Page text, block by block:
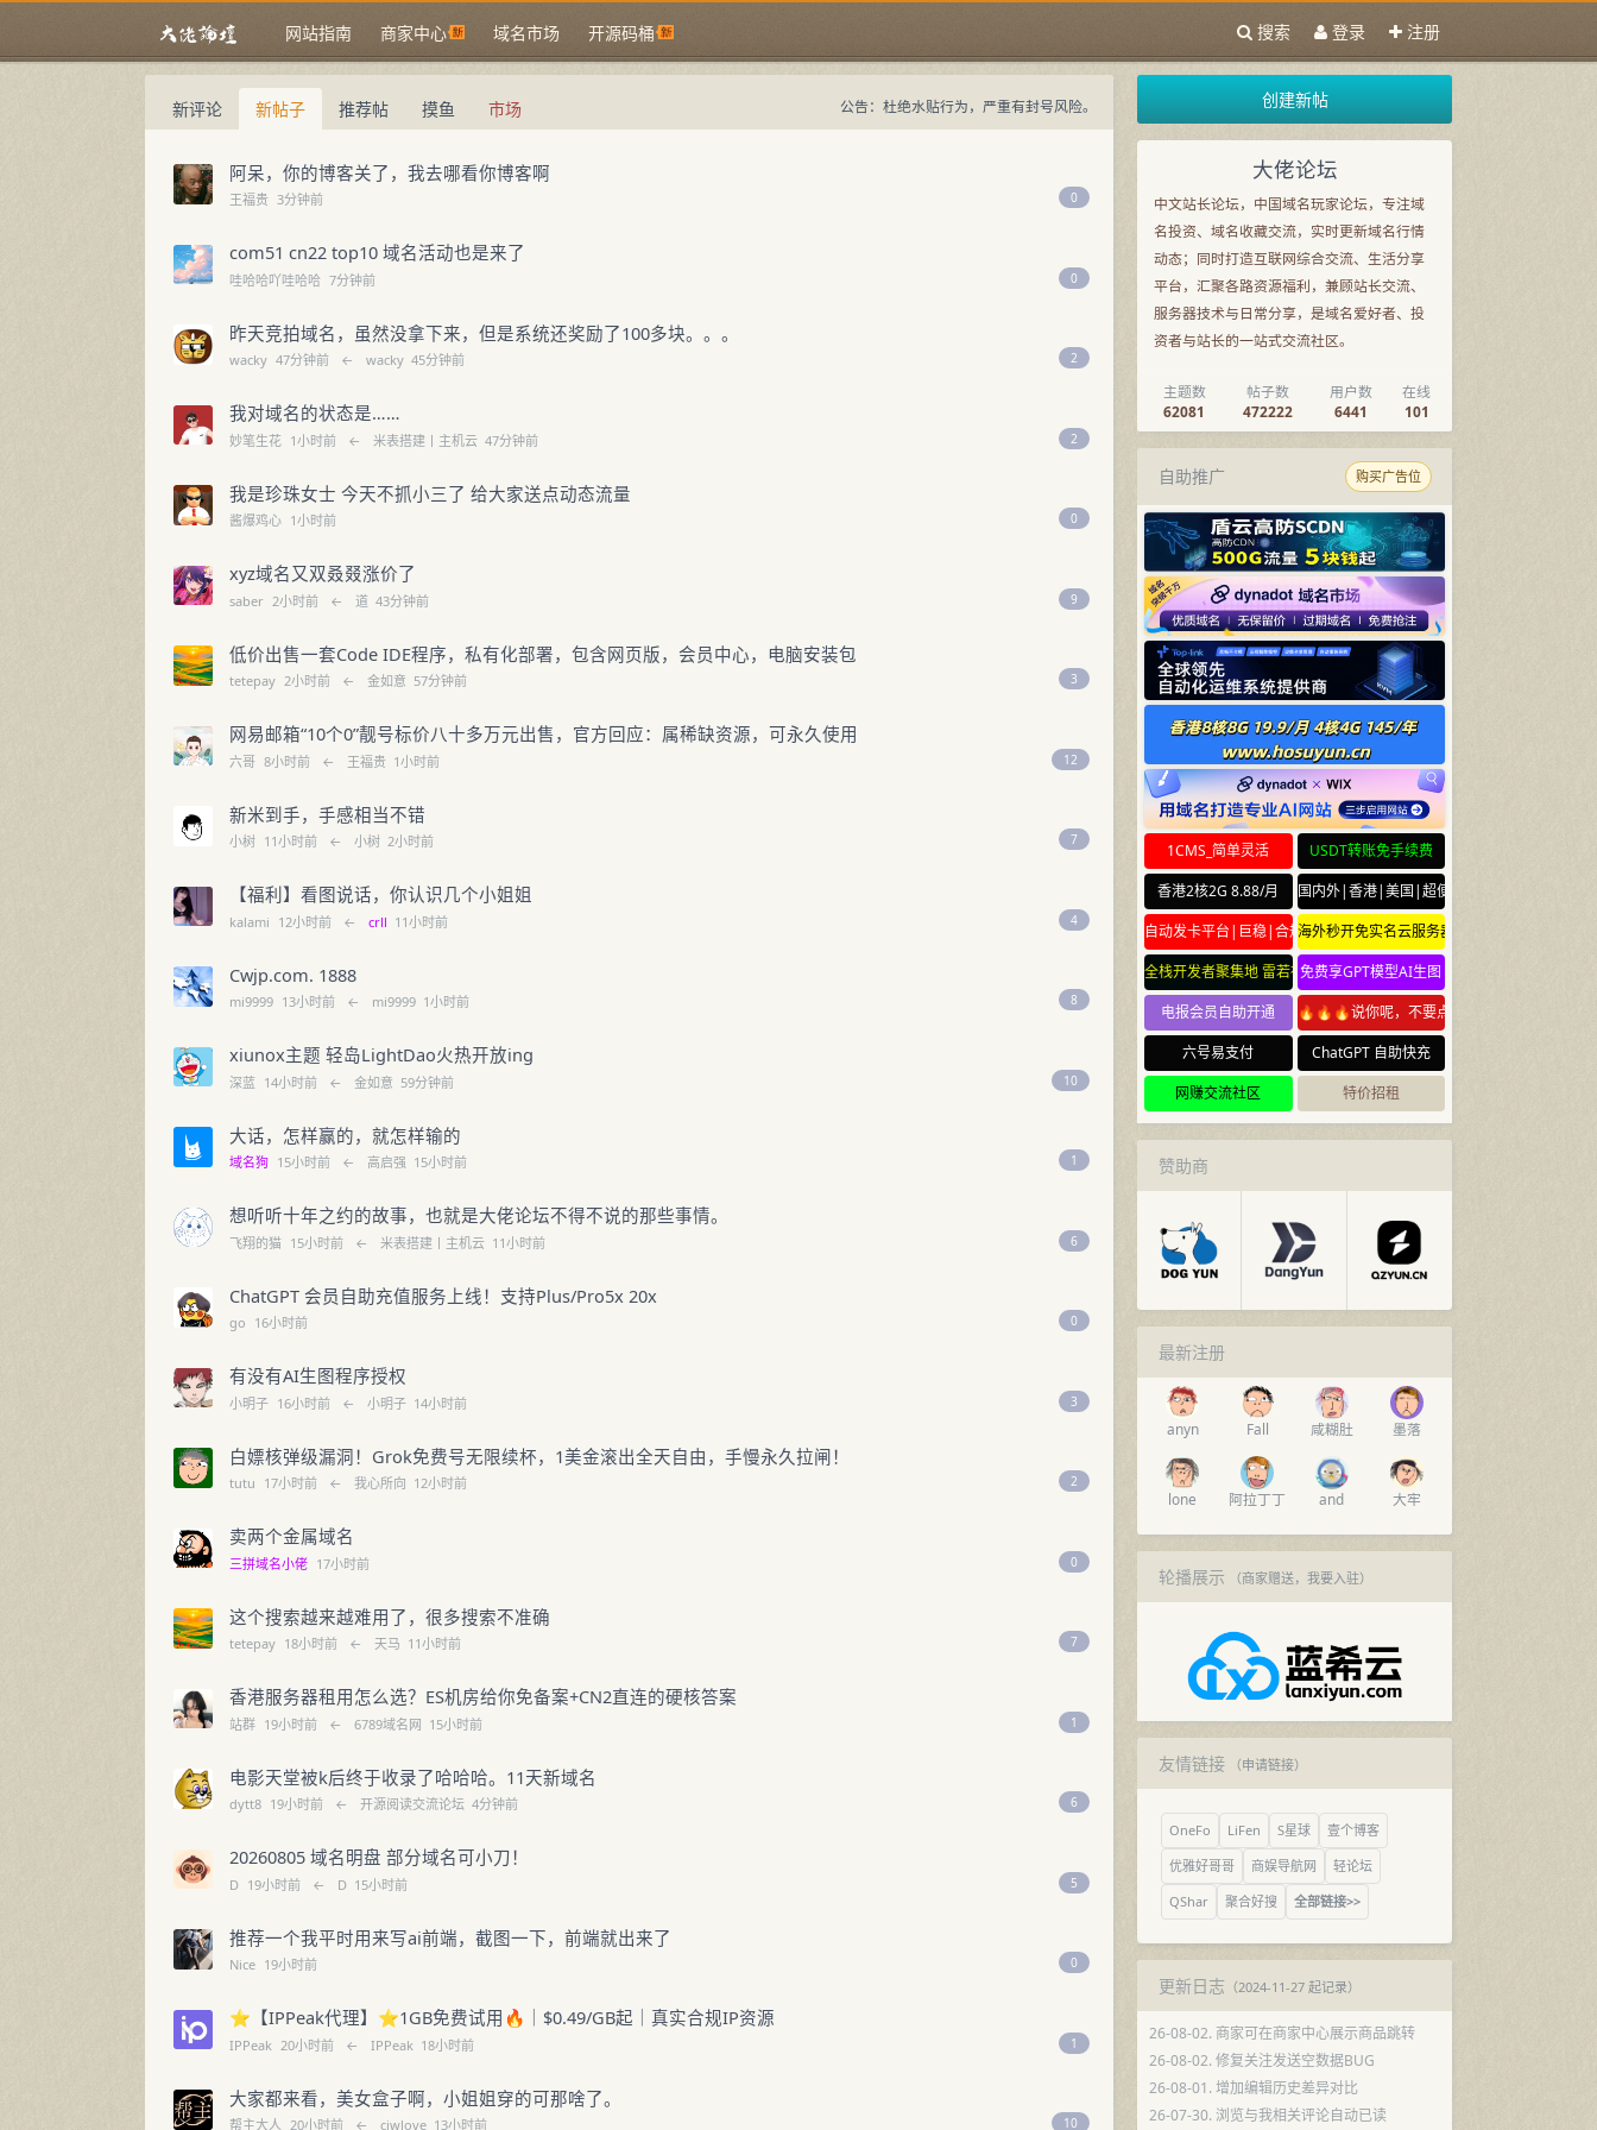
网站指南 商家中心 域名市场 开源码桶 搜索 登录 注册
新评论 新帖子 推荐帖 摸鱼 市场 公告：杜绝水贴行为，严重有封号风险。
大佬论坛
阿呆，你的博客关了，我去哪看你博客啊
王福贵 3分钟前 0
com51 cn22 top10 域名活动也是来了
哇哈哈吖哇哈哈 7分钟前 0
昨天竞拍域名，虽然没拿下来，但是系统还奖励了100多块。。。
wacky 47分钟前 ← wacky 45分钟前 2
我对域名的状态是……
妙笔生花 1小时前 ← 米表搭建丨主机云 47分钟前 2
我是珍珠女士 今天不抓小三了 给大家送点动态流量
酱爆鸡心 1小时前 0
xyz域名又双叒叕涨价了
saber 2小时前 ← 道 43分钟前 9
低价出售一套Code IDE程序，私有化部署，包含网页版，会员中心，电脑安装包
tetepay 2小时前 ← 金如意 57分钟前 3
网易邮箱“10个0”靓号标价八十多万元出售，官方回应：属稀缺资源，可永久使用
六哥 8小时前 ← 王福贵 1小时前 12
新米到手，手感相当不错
小树 11小时前 ← 小树 2小时前 7
【福利】看图说话，你认识几个小姐姐
kalami 12小时前 ← crll 11小时前 4
Cwjp.com. 1888
mi9999 13小时前 ← mi9999 1小时前 8
xiunox主题 轻岛LightDao火热开放ing
深蓝 14小时前 ← 金如意 59分钟前 10
大话，怎样赢的，就怎样输的
域名狗 15小时前 ← 高启强 15小时前 1
想听听十年之约的故事，也就是大佬论坛不得不说的那些事情。
飞翔的猫 15小时前 ← 米表搭建丨主机云 11小时前 6
ChatGPT 会员自助充值服务上线！支持Plus/Pro5x 20x
go 16小时前 0
有没有AI生图程序授权
小明子 16小时前 ← 小明子 14小时前 3
白嫖核弹级漏洞！Grok免费号无限续杯，1美金滚出全天自由，手慢永久拉闸！
tutu 17小时前 ← 我心所向 12小时前 2
卖两个金属域名
三拼域名小佬 17小时前 0
这个搜索越来越难用了，很多搜索不准确
tetepay 18小时前 ← 天马 11小时前 7
香港服务器租用怎么选？ES机房给你免备案+CN2直连的硬核答案
站群 19小时前 ← 6789域名网 15小时前 1
电影天堂被k后终于收录了哈哈哈。11天新域名
dytt8 19小时前 ← 开源阅读交流论坛 4分钟前 6
20260805 域名明盘 部分域名可小刀！
D 19小时前 ← D 15小时前 5
推荐一个我平时用来写ai前端，截图一下，前端就出来了
Nice 19小时前 0
⭐【IPPeak代理】⭐1GB免费试用🔥｜$0.49/GB起｜真实合规IP资源
IPPeak 20小时前 ← IPPeak 18小时前 1
大家都来看，美女盒子啊，小姐姐穿的可那啥了。
帮主大人 20小时前 ← cjwlove 13小时前 10
创建新帖
大佬论坛
中文站长论坛，中国域名玩家论坛，专注域
名投资、域名收藏交流，实时更新域名行情
动态；同时打造互联网综合交流、生活分享
平台，汇聚各路资源福利，兼顾站长交流、
服务器技术与日常分享，是域名爱好者、投
资者与站长的一站式交流社区。
主题数
62081
帖子数
472222
用户数
6441
在线
101
自助推广 购买广告位
1CMS_简单灵活
USDT转账免手续费
香港2核2G 8.88/月
国内外|香港|美国|超便宜云服务器
自动发卡平台|巨稳|合规海外秒开免实名云服务器
全栈开发者聚集地 雷若社区 leiruo.com
免费享GPT模型AI生图
电报会员自助开通
🔥🔥🔥说你呢，不要点🔥🔥🔥
六号易支付
ChatGPT 自助快充
网赚交流社区
特价招租
赞助商
最新注册
anyn Fall 咸糊肚 墨落
lone 阿拉丁丁 and 大牢
轮播展示 （商家赠送， 我要入驻）
友情链接（申请链接）
OneFo LiFen S星球
壹个博客
优雅好哥哥
商娱导航网
轻论坛
QShar
聚合好搜 全部链接>>
更新日志 （2024-11-27 起记录）
26-08-02. 商家可在商家中心展示商品跳转
26-08-02. 修复关注发送空数据BUG
26-08-01. 增加编辑历史差异对比
26-07-30. 浏览与我相关评论自动已读